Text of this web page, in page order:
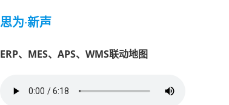
思为·新声
ERP、MES、APS、WMS联动地图